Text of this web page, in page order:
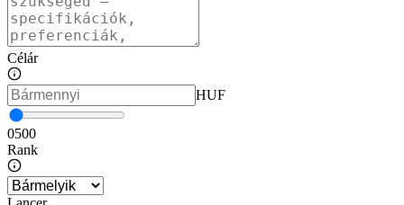
Célár
HUF
0500
Rank